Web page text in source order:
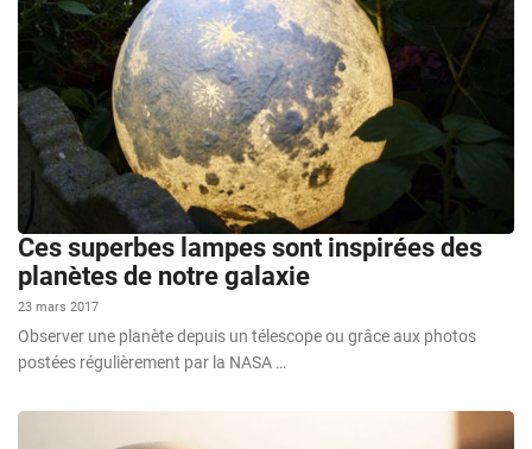
Ces superbes lampes sont inspirées des
planètes de notre galaxie
23 mars 2017
Observer une planète depuis un télescope ou grâce aux photos
postées régulièrement par la NASA …